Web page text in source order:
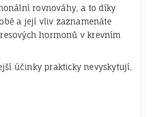
rovnováhy, a to díky
a její vliv zaznamenáte
hormonů v krevním
účinky prakticky nevyskytují,